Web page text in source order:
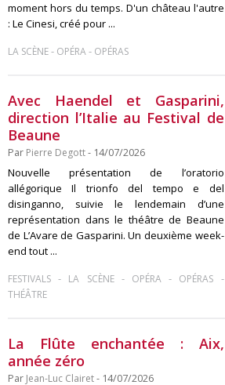
moment hors du temps. D'un château l'autre
: Le Cinesi, créé pour ...
LA SCÈNE- OPÉRA- OPÉRAS
Avec Haendel et Gasparini,
direction l’Italie au Festival de
Beaune
Par Pierre Degott- 14/07/2026
Nouvelle présentation de l’oratorio
allégorique Il trionfo del tempo e del
disinganno, suivie le lendemain d’une
représentation dans le théâtre de Beaune
de L’Avare de Gasparini. Un deuxième week-
end tout ...
FESTIVALS - LA SCÈNE- OPÉRA - OPÉRAS -
THÉÂTRE
La Flûte enchantée : Aix,
année zéro
Par Jean-Luc Clairet- 14/07/2026